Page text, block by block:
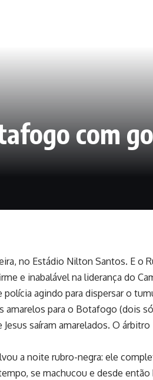
com
no Estádio Nilton Santos. E o
e inabalável na liderança do
agindo para dispersar o
para o Botafogo (dois
saíram amarelados. O
a noite rubro-negra: ele
se machucou e desde então